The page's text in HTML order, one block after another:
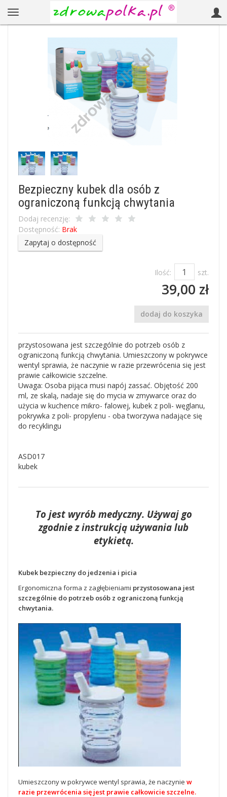
Bezpieczny kubek dla osób z
ograniczoną funkcją chwytania
Dodaj recenzję:
Dostępność: Brak
Zapytaj o dostępność
Ilość: szt.
39,00 zł
dodaj do koszyka
przystosowana jest szczególnie do potrzeb osób z
ograniczoną funkcją chwytania. Umieszczony w pokrywce
wentyl sprawia, że naczynie w razie przewrócenia się jest
prawie całkowicie szczelne.
Uwaga: Osoba pijąca musi napój zassać. Objętość 200
ml, ze skalą, nadaje się do mycia w zmywarce oraz do
użycia w kuchence mikro- falowej, kubek z poli- węglanu,
pokrywka z poli- propylenu - oba tworzywa nadające się
do recyklingu
ASD017
kubek
To jest wyrób medyczny. Używaj go
zgodnie z instrukcją używania lub
etykietą.
Kubek bezpieczny do jedzenia i picia
Ergonomiczna forma z zagłębieniami przystosowana jest
szczególnie do potrzeb osób z ograniczoną funkcją
chwytania.
Umieszczony w pokrywce wentyl sprawia, że naczynie w
razie przewrócenia się jest prawie całkowicie szczelne.